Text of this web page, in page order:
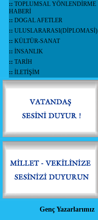
:: TOPLUMSAL YÖNLENDİRME
HABERİ
:: DOGAL AFETLER
:: ULUSLARARASI(DİPLOMASİ)
:: KÜLTÜR-SANAT
:: İNSANLIK
:: TARİH
:: İLETİŞİM
Genç Yazarlarımız